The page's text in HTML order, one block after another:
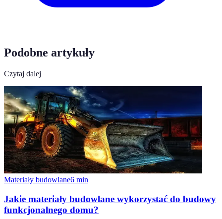
Podobne artykuły
Czytaj dalej
Materiały budowlane6 min
Jakie materiały budowlane wykorzystać do budowy
funkcjonalnego domu?